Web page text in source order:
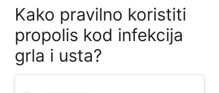
Kako pravilno koristiti
propolis kod infekcija
grla i usta?